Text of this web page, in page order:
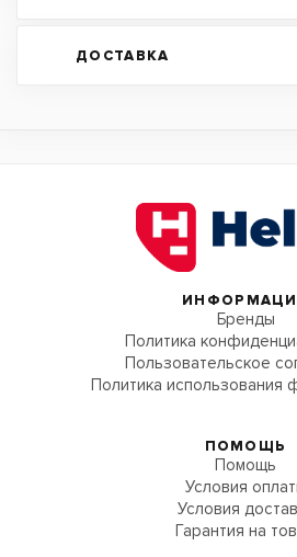
ДОСТАВКА
Бренды
Политика
Пользовательское
Политика использования
ПОМОЩЬ
Помощь
Условия
Условия
Гарантия на